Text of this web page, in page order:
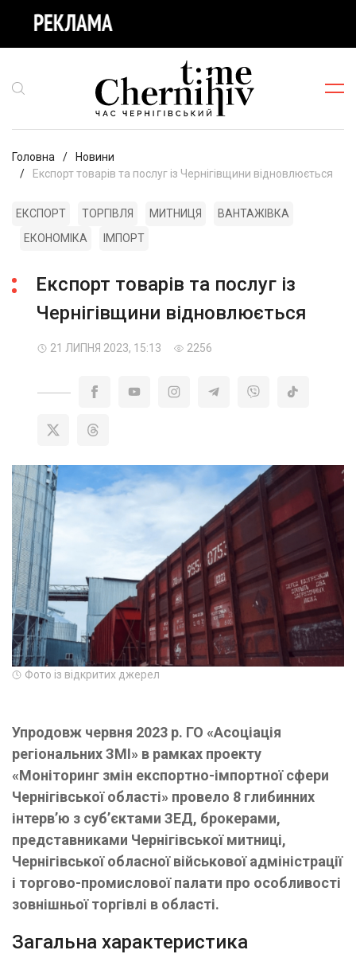
Головна
Новини
Експорт товарів та послуг із Чернігівщини відновлюється
ЕКСПОРТ ТОРГІВЛЯ МИТНИЦЯ
ВАНТАЖІВКА
ЕКОНОМІКА
ІМПОРТ
Експорт товарів та послуг із
Чернігівщини відновлюється
21 ЛИПНЯ 2023, 15:13 2256
Фото із відкритих джерел
Упродовж червня 2023 р. ГО «Асоціація
регіональних ЗМІ» в рамках проекту
«Моніторинг змін експортно-імпортної сфери
Чернігівської області» провело 8 глибинних
інтерв’ю з суб’єктами ЗЕД, брокерами,
представниками Чернігівської митниці,
Чернігівської обласної військової адміністрації
і торгово-промислової палати про особливості
зовнішньої торгівлі в області.
Загальна характеристика